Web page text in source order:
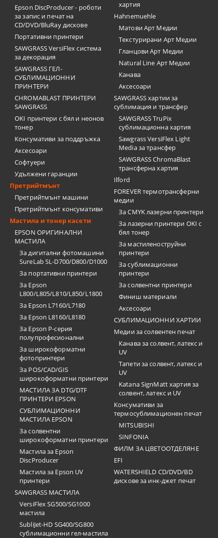
Epson DiscProducer - роботи
за запис и печат на
CD/DVD/BluRay дискове
Портативни принтери
SAWGRASS VersiFlex система
за декорация
SAWGRASS ГЕЛ-
СУБЛИМАЦИОННИ
ПРИНТЕРИ
CHROMABLAST ПРИНТЕРИ
SAWGRASS
OKI принтери с бял и неонов
тонер
Консумативи за поддръжка
Аксесоари
Софтуери
Удължени гаранции
Претрийтмънт
Претрийтмънт машини
Претрийтмънт консумативи
Мастила и тонер касети
EPSON ОРИГИНАЛНИ
МАСТИЛА
За дигитални фотомашини
SureLab SL-D700/D800/D1000
За портативни принтери
За Epson
L800/L805/L810/L850/L1800
За Epson L7160/L7180
За Epson L8160/L8180
За Epson P-серия
полупрофесионални
За широкоформатни
фотопринтери
За POS/CAD/GIS
широкоформатни принтери
МАСТИЛА ЗА DTG/DTF
ПРИНТЕРИ EPSON
СУБЛИМАЦИОННИ
МАСТИЛА EPSON
За солвентни
широкоформатни принтери
Мастила за Epson
DiscProducer
Мастила за Epson UV
принтери
SAWGRASS МАСТИЛА
VersiFlex SG500/SG1000
мастила
SubliJet-HD SG400/SG800
сублимационни гел-мастила
хартия
Hahnemuehle
Матови Арт Медии
Текстурирани Арт Медии
Гланцови Арт Медии
Natural Line Арт Медии
Канава
Аксесоари
SAWGRASS хартии за
сублимация и трансфер
SAWGRASS TruPix
сублимационна хартия
Sawgrass VersiFlex Light
Media за трансфер
SAWGRASS ChromaBlast
трансферна хартия
Ilford
FOREVER термотрансферни
медии
За CMYK лазерни принтери
За лазерни принтери OKI с
бял тонер
За мастиленоструйни
принтери
За сублимационни
принтери
За солвентни принтери
Финиш материали
Аксесоари
СУБЛИМАЦИОННИ ХАРТИИ
Медии за солвентен печат
Канава за солвент, латекс и
UV
Тапети за солвент, латекс и
UV
Katana SignMatt хартия за
солвент, латекс и UV
Консумативи за
термосублимационен печат
MITSUBISHI
SINFONIA
ФИЛМ ЗА ЦВЕТООТДЕЛЯНЕ
EFI
WATERSHIELD CD/DVD/BD
дискове за инк-джет печат